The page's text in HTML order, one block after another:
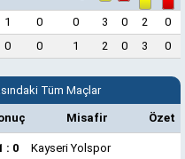
1 0 0 3 0 2
0
0 0 1 2 0 3 0
Tüm Maçlar
Misafir Özet
: 0 Kayseri Yolspor